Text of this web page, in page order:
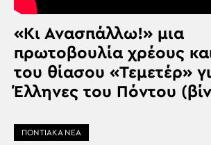
«Κι Ανασπάλλω!» μια
πρωτοβουλία χρέους
του θίασου «Τεμετέρ»
Έλληνες του Πόντου
ΠΟΝΤΙΑΚΑ ΝΕΑ